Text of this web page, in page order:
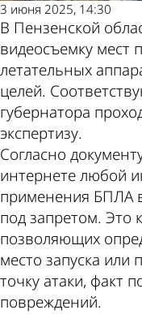
3 июня 2025, 14:30
В Пензенской
видеосъемку мест
летательных
целей.
губернатора
экспертизу.
Согласно
интернете любой
применения БПЛА
под запретом. Это
позволяющих
место запуска или
точку атаки, факт
повреждений.